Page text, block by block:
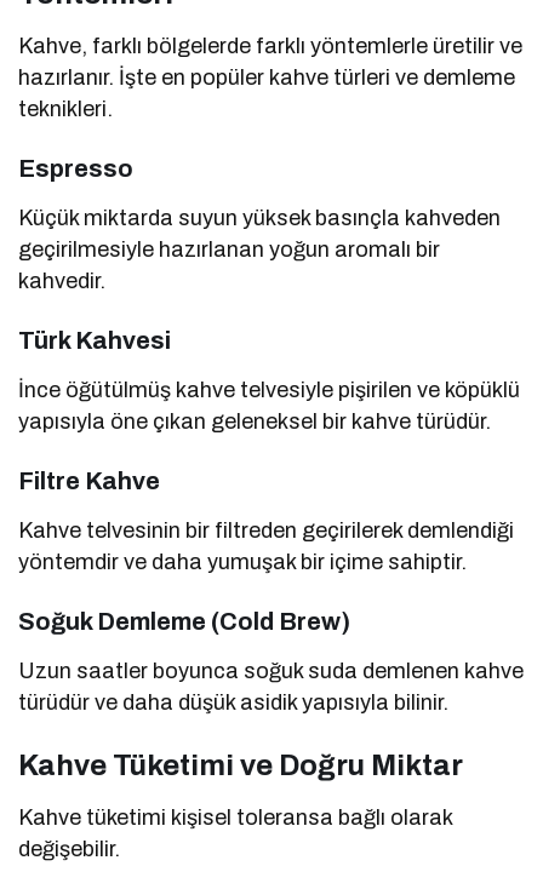
Kahve, farklı bölgelerde farklı yöntemlerle üretilir ve
hazırlanır. İşte en popüler kahve türleri ve demleme
teknikleri.
Espresso
Küçük miktarda suyun yüksek basınçla kahveden
geçirilmesiyle hazırlanan yoğun aromalı bir
kahvedir.
Türk Kahvesi
İnce öğütülmüş kahve telvesiyle pişirilen ve köpüklü
yapısıyla öne çıkan geleneksel bir kahve türüdür.
Filtre Kahve
Kahve telvesinin bir filtreden geçirilerek demlendiği
yöntemdir ve daha yumuşak bir içime sahiptir.
Soğuk Demleme (Cold Brew)
Uzun saatler boyunca soğuk suda demlenen kahve
türüdür ve daha düşük asidik yapısıyla bilinir.
Kahve Tüketimi ve Doğru Miktar
Kahve tüketimi kişisel toleransa bağlı olarak
değişebilir.